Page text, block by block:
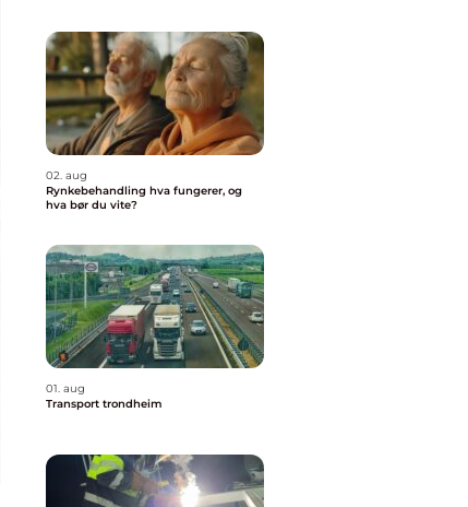
02. aug
Rynkebehandling hva fungerer, og
hva bør du vite?
01. aug
Transport trondheim